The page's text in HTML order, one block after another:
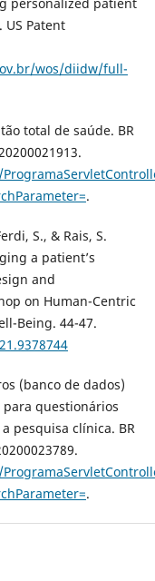
personalized patient
Patent
wos/diidw/full-
total de saúde. BR
.
S., & Rais, S.
a patient’s
and
on Human-Centric
Being. 44-47.
(banco de dados)
para questionários
pesquisa clínica. BR
.